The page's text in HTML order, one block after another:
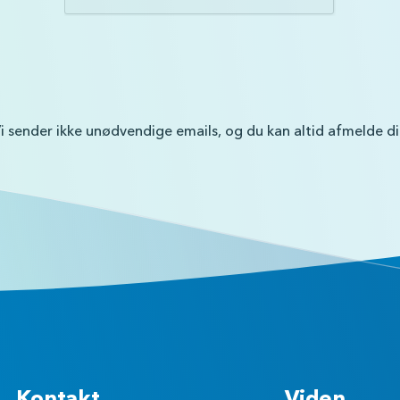
sender ikke unødvendige emails, og du kan altid afmelde